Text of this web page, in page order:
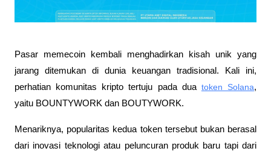
Pasar memecoin kembali menghadirkan kisah unik yang
jarang ditemukan di dunia keuangan tradisional. Kali ini,
perhatian komunitas kripto tertuju pada dua token Solana,
yaitu BOUNTYWORK dan BOUTYWORK.
Menariknya, popularitas kedua token tersebut bukan berasal
dari inovasi teknologi atau peluncuran produk baru tapi dari